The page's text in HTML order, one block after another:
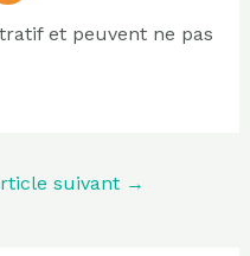
et peuvent ne pas
suivant →